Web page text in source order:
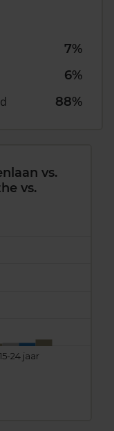
7%
6%
88%
vs.
vs.
15-24 jaar